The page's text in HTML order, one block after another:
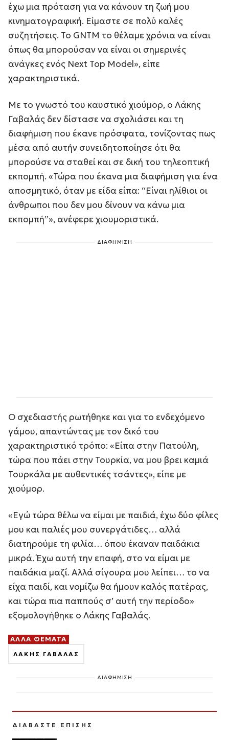
έχω μια πρόταση για να κάνουν τη ζωή μου
κινηματογραφική. Είμαστε σε πολύ καλές
συζητήσεις. Το GNTM το θέλαμε χρόνια να είναι
όπως θα μπορούσαν να είναι οι σημερινές
ανάγκες ενός Next Top Model», είπε
χαρακτηριστικά.
Με το γνωστό του καυστικό χιούμορ, ο Λάκης
Γαβαλάς δεν δίστασε να σχολιάσει και τη
διαφήμιση που έκανε πρόσφατα, τονίζοντας πως
μέσα από αυτήν συνειδητοποίησε ότι θα
μπορούσε να σταθεί και σε δική του τηλεοπτική
εκπομπή. «Τώρα που έκανα μια διαφήμιση για ένα
αποσμητικό, όταν με είδα είπα: “Είναι ηλίθιοι οι
άνθρωποι που δεν μου δίνουν να κάνω μια
εκπομπή”», ανέφερε χιουμοριστικά.
ΔΙΑΦΗΜΙΣΗ
Ο σχεδιαστής ρωτήθηκε και για το ενδεχόμενο
γάμου, απαντώντας με τον δικό του
χαρακτηριστικό τρόπο: «Είπα στην Πατούλη,
τώρα που πάει στην Τουρκία, να μου βρει καμιά
Τουρκάλα με αυθεντικές τσάντες», είπε με
χιούμορ.
«Εγώ τώρα θέλω να είμαι με παιδιά, έχω δύο φίλες
μου και παλιές μου συνεργάτιδες… αλλά
διατηρούμε τη φιλία… όπου έκαναν παιδάκια
μικρά. Έχω αυτή την επαφή, στο να είμαι με
παιδάκια μαζί. Αλλά σίγουρα μου λείπει… το να
είχα παιδί, και νομίζω θα ήμουν καλός πατέρας,
και τώρα πια παππούς σ’ αυτή την περίοδο»
εξομολογήθηκε ο Λάκης Γαβαλάς.
ΑΛΛΑ ΘΕΜΑΤΑ
ΛΑΚΗΣ ΓΑΒΑΛΑΣ
ΔΙΑΦΗΜΙΣΗ
ΔΙΑΒΑΣΤΕ ΕΠΙΣΗΣ